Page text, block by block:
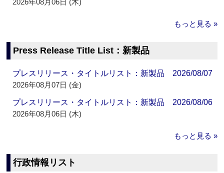
2026年08月06日 (木)
もっと見る »
Press Release Title List：新製品
プレスリリース・タイトルリスト：新製品 2026/08/07
2026年08月07日 (金)
プレスリリース・タイトルリスト：新製品 2026/08/06
2026年08月06日 (木)
もっと見る »
行政情報リスト